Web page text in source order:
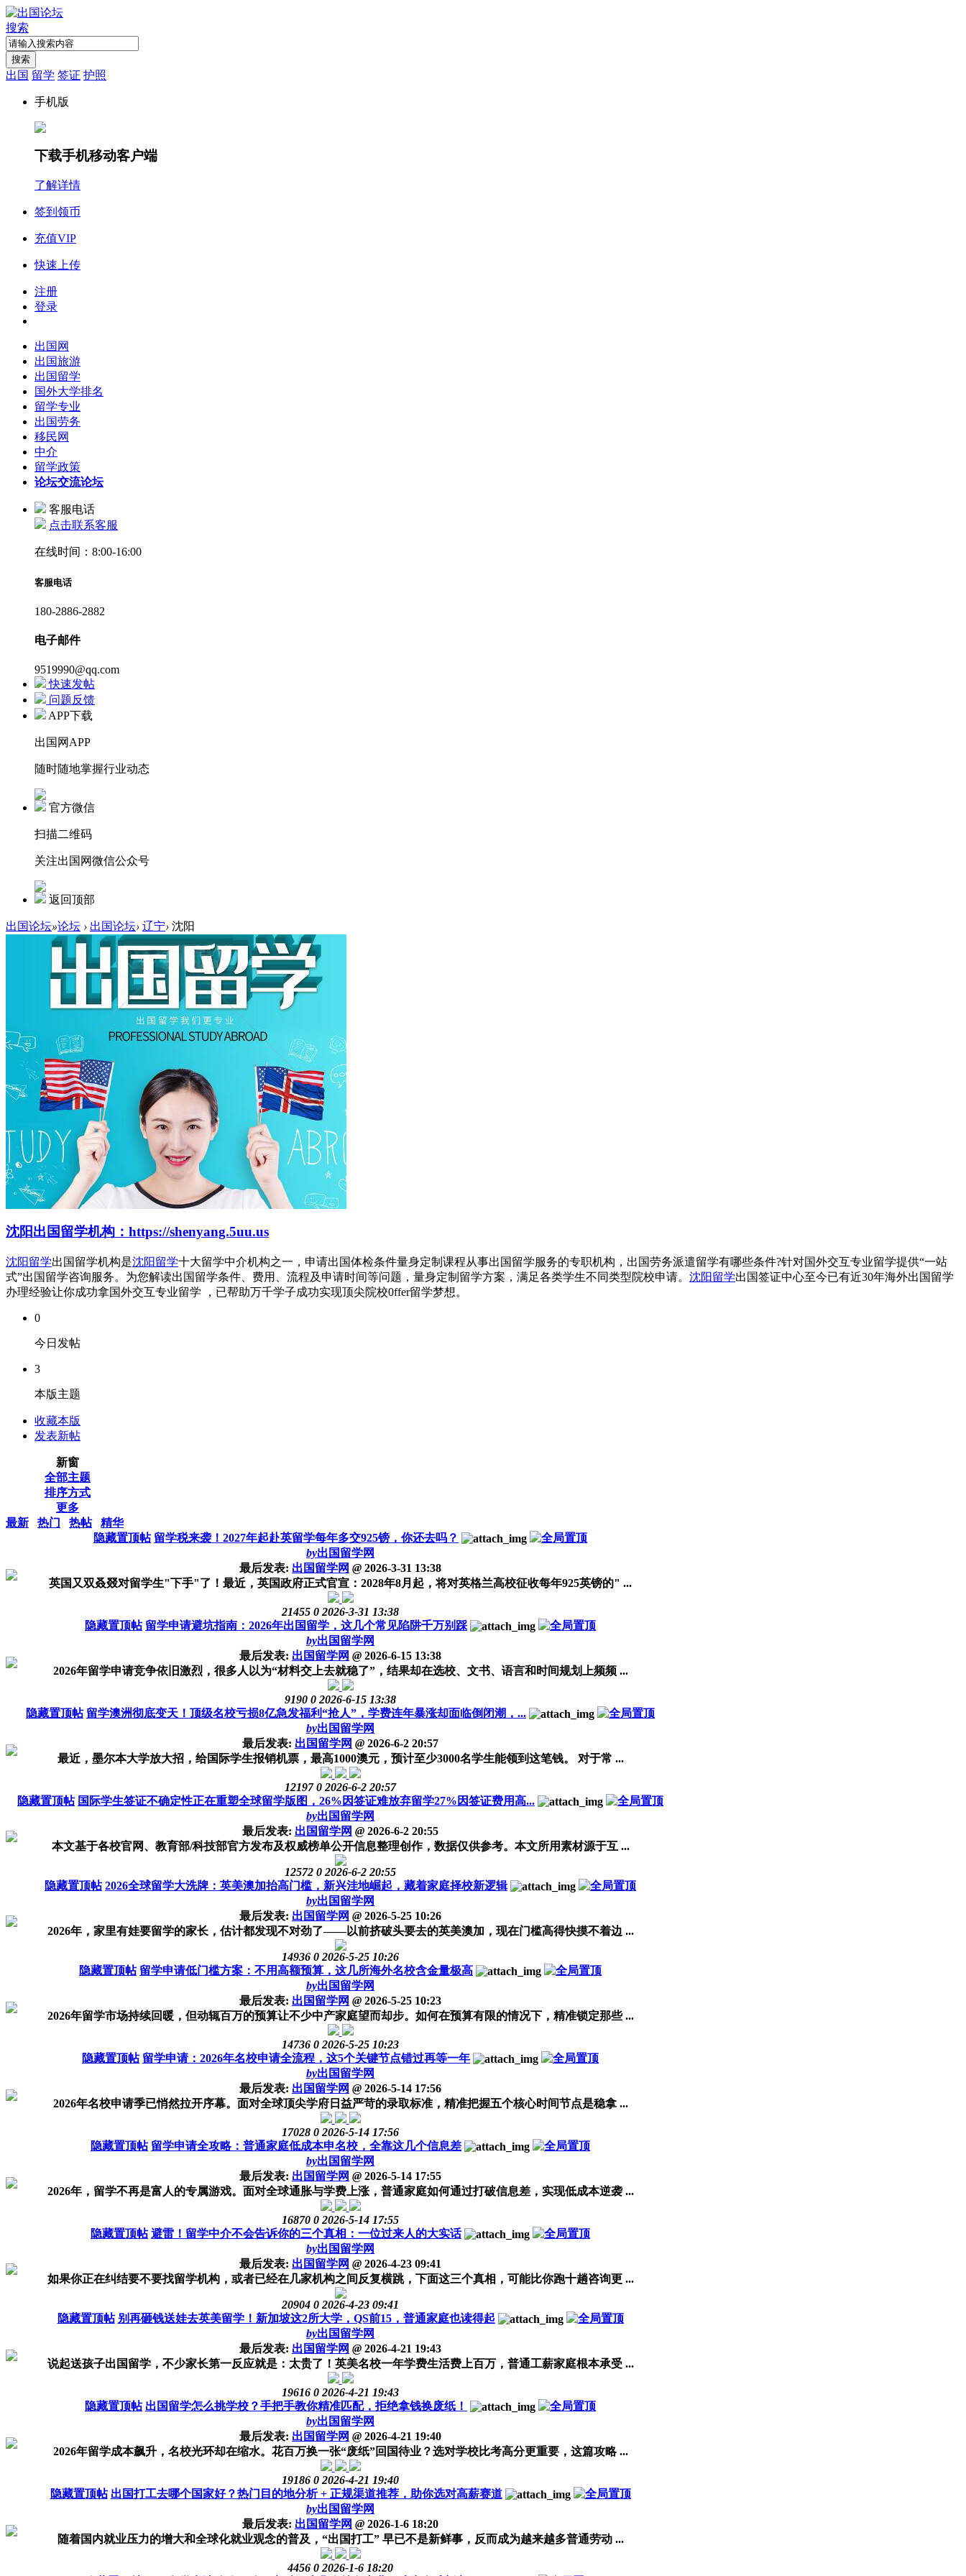
搜索
搜索
出国 留学 签证 护照
手机版
下载手机移动客户端
了解详情
签到领币
充值VIP
快速上传
注册
登录
出国网
出国旅游
出国留学
国外大学排名
留学专业
出国劳务
移民网
中介
留学政策
论坛交流论坛
客服电话
点击联系客服
在线时间：8:00-16:00
客服电话
180-2886-2882
电子邮件
9519990@qq.com
快速发帖
问题反馈
APP下载
出国网APP
随时随地掌握行业动态
官方微信
扫描二维码
关注出国网微信公众号
返回顶部
出国论坛»论坛 › 出国论坛› 辽宁› 沈阳
沈阳出国留学机构：https://shenyang.5uu.us
沈阳留学出国留学机构是沈阳留学十大留学中介机构之一，申请出国体检条件量身定制课程从事出国留学服务的专职机构，出国劳务派遣留学有哪些条件?针对国外交互专业留学提供“一站
式”出国留学咨询服务。为您解读出国留学条件、费用、流程及申请时间等问题，量身定制留学方案，满足各类学生不同类型院校申请。 沈阳留学出国签证中心至今已有近30年海外出国留学
办理经验让你成功拿国外交互专业留学 ，已帮助万千学子成功实现顶尖院校0ffer留学梦想。
0
今日发帖
3
本版主题
收藏本版
发表新帖
新窗
全部主题
排序方式
更多
最新
热门 热帖
精华
隐藏置顶帖 留学税来袭！2027年起赴英留学每年多交925镑，你还去吗？
by出国留学网
最后发表: 出国留学网 @ 2026-3-31 13:38
英国又双叒叕对留学生"下手"了！最近，英国政府正式官宣：2028年8月起，将对英格兰高校征收每年925英镑的" ...
21455 0 2026-3-31 13:38
隐藏置顶帖 留学申请避坑指南：2026年出国留学，这几个常见陷阱千万别踩
by出国留学网
最后发表: 出国留学网 @ 2026-6-15 13:38
2026年留学申请竞争依旧激烈，很多人以为“材料交上去就稳了”，结果却在选校、文书、语言和时间规划上频频 ...
9190 0 2026-6-15 13:38
隐藏置顶帖 留学澳洲彻底变天！顶级名校亏损8亿急发福利“抢人”，学费连年暴涨却面临倒闭潮，...
by出国留学网
最后发表: 出国留学网 @ 2026-6-2 20:57
最近，墨尔本大学放大招，给国际学生报销机票，最高1000澳元，预计至少3000名学生能领到这笔钱。 对于常 ...
12197 0 2026-6-2 20:57
隐藏置顶帖 国际学生签证不确定性正在重塑全球留学版图，26%因签证难放弃留学27%因签证费用高...
by出国留学网
最后发表: 出国留学网 @ 2026-6-2 20:55
本文基于各校官网、教育部/科技部官方发布及权威榜单公开信息整理创作，数据仅供参考。本文所用素材源于互 ...
12572 0 2026-6-2 20:55
隐藏置顶帖 2026全球留学大洗牌：英美澳加抬高门槛，新兴洼地崛起，藏着家庭择校新逻辑
by出国留学网
最后发表: 出国留学网 @ 2026-5-25 10:26
2026年，家里有娃要留学的家长，估计都发现不对劲了——以前挤破头要去的英美澳加，现在门槛高得快摸不着边 ...
14936 0 2026-5-25 10:26
隐藏置顶帖 留学申请低门槛方案：不用高额预算，这几所海外名校含金量极高
by出国留学网
最后发表: 出国留学网 @ 2026-5-25 10:23
2026年留学市场持续回暖，但动辄百万的预算让不少中产家庭望而却步。如何在预算有限的情况下，精准锁定那些 ...
14736 0 2026-5-25 10:23
隐藏置顶帖 留学申请：2026年名校申请全流程，这5个关键节点错过再等一年
by出国留学网
最后发表: 出国留学网 @ 2026-5-14 17:56
2026年名校申请季已悄然拉开序幕。面对全球顶尖学府日益严苛的录取标准，精准把握五个核心时间节点是稳拿 ...
17028 0 2026-5-14 17:56
隐藏置顶帖 留学申请全攻略：普通家庭低成本申名校，全靠这几个信息差
by出国留学网
最后发表: 出国留学网 @ 2026-5-14 17:55
2026年，留学不再是富人的专属游戏。面对全球通胀与学费上涨，普通家庭如何通过打破信息差，实现低成本逆袭 ...
16870 0 2026-5-14 17:55
隐藏置顶帖 避雷！留学中介不会告诉你的三个真相：一位过来人的大实话
by出国留学网
最后发表: 出国留学网 @ 2026-4-23 09:41
如果你正在纠结要不要找留学机构，或者已经在几家机构之间反复横跳，下面这三个真相，可能比你跑十趟咨询更 ...
20904 0 2026-4-23 09:41
隐藏置顶帖 别再砸钱送娃去英美留学！新加坡这2所大学，QS前15，普通家庭也读得起
by出国留学网
最后发表: 出国留学网 @ 2026-4-21 19:43
说起送孩子出国留学，不少家长第一反应就是：太贵了！英美名校一年学费生活费上百万，普通工薪家庭根本承受 ...
19616 0 2026-4-21 19:43
隐藏置顶帖 出国留学怎么挑学校？手把手教你精准匹配，拒绝拿钱换废纸！
by出国留学网
最后发表: 出国留学网 @ 2026-4-21 19:40
2026年留学成本飙升，名校光环却在缩水。花百万换一张“废纸”回国待业？选对学校比考高分更重要，这篇攻略 ...
19186 0 2026-4-21 19:40
隐藏置顶帖 出国打工去哪个国家好？热门目的地分析 + 正规渠道推荐，助你选对高薪赛道
by出国留学网
最后发表: 出国留学网 @ 2026-1-6 18:20
随着国内就业压力的增大和全球化就业观念的普及，“出国打工” 早已不是新鲜事，反而成为越来越多普通劳动 ...
4456 0 2026-1-6 18:20